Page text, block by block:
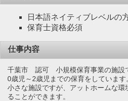
日本語ネイティブレベルの
保育士資格必須
仕事内容
千葉市 認可 小規模保育事業の施設
0歳児～2歳児までの保育をしています
小さな施設ですが、アットホームな環
ることができます。